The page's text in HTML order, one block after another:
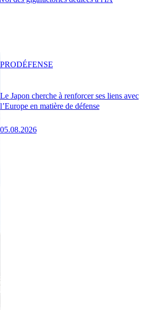
Le Japon cherche à renforcer ses liens avec
l’Europe en matière de défense
05.08.2026
PRODÉFENSE